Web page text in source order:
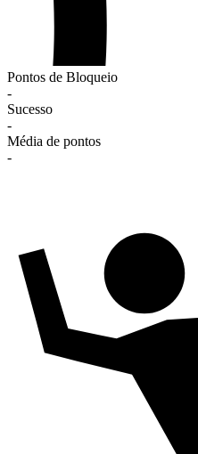
Pontos de Bloqueio
-
Sucesso
-
Média de pontos
-